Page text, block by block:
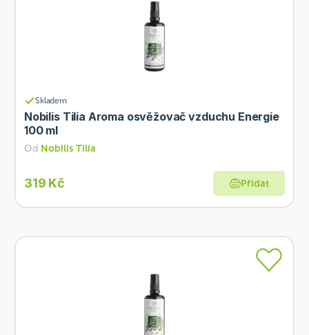
Skladem
Nobilis Tilia Aroma osvěžovač vzduchu Energie
100 ml
Od Nobilis Tilia
319 Kč Přidat